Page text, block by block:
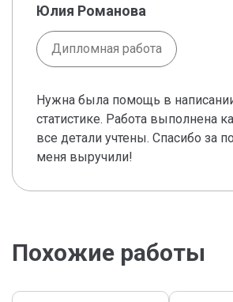
Юлия Романова
Дипломная работа
Нужна была помощь в
статистике. Работа выполнена
все детали учтены. Спасибо за
меня выручили!
Похожие работы